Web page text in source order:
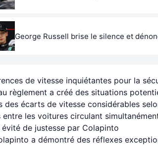
George Russell brise le silence et
de vitesse inquiétantes pour la
règlement a créé des situations
des écarts de vitesse considérables
entre les voitures circulant
de justesse par Colapinto
a démontré des réflexes